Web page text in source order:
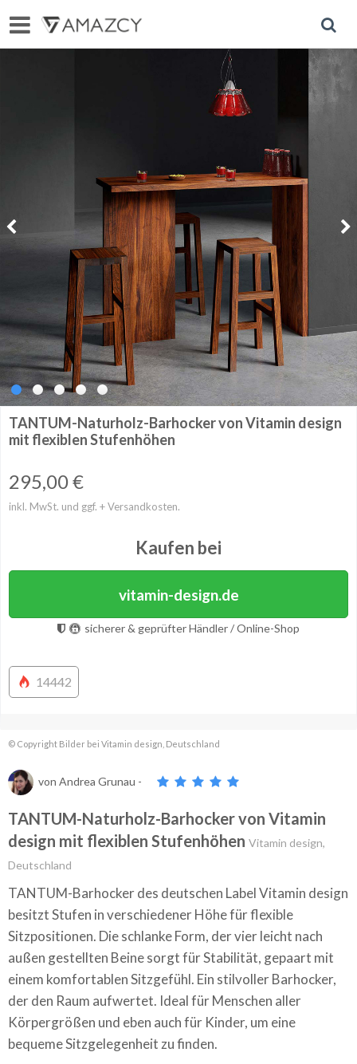
TANTUM-Naturholz-Barhocker von Vitamin design
mit flexiblen Stufenhöhen
295,00€
inkl. MwSt. und ggf. + Versandkosten.
Kaufen bei
vitamin-design.de
sicherer & geprüfter Händler / Online-Shop
14442
© Copyright Bilder bei Vitamin design, Deutschland
von Andrea Grunau -
TANTUM-Naturholz-Barhocker von Vitamin
design mit flexiblen Stufenhöhen Vitamin design,
Deutschland
TANTUM-Barhocker des deutschen Label Vitamin design
besitzt Stufen in verschiedener Höhe für flexible
Sitzpositionen. Die schlanke Form, der vier leicht nach
außen gestellten Beine sorgt für Stabilität, gepaart mit
einem komfortablen Sitzgefühl. Ein stilvoller Barhocker,
der den Raum aufwertet. Ideal für Menschen aller
Körpergrößen und eben auch für Kinder, um eine
bequeme Sitzgelegenheit zu finden.